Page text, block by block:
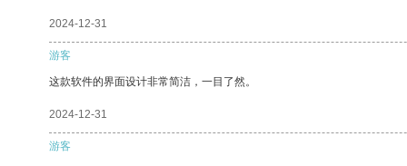
2024-12-31
游客
这款软件的界面设计非常简洁，一目了然。
2024-12-31
游客